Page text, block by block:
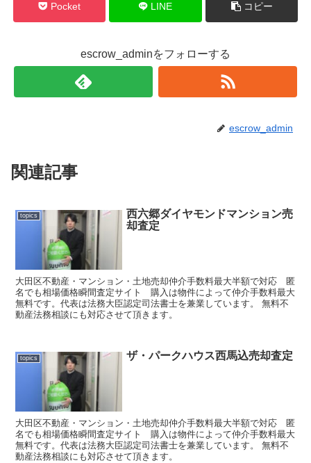
Pocket LINE コピー
escrow_adminをフォローする
escrow_admin
関連記事
topics
西六郷ダイヤモンドマンション売
却査定
大田区不動産・マンション・土地売却仲介手数料最大半額で対応 匿
名でも相場価格瞬間査定サイト 購入は物件によって仲介手数料最大
無料です。代表は法務大臣認定司法書士を兼業しています。 無料不
動産法務相談にも対応させて頂きます。
topics ザ・パークハウス西馬込売却査定
大田区不動産・マンション・土地売却仲介手数料最大半額で対応 匿
名でも相場価格瞬間査定サイト 購入は物件によって仲介手数料最大
無料です。代表は法務大臣認定司法書士を兼業しています。 無料不
動産法務相談にも対応させて頂きます。